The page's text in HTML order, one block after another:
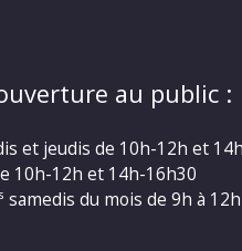
au public :
et jeudis de 10h-12h et
10h-12h et 14h-16h30
samedis du mois de 9h à 12h